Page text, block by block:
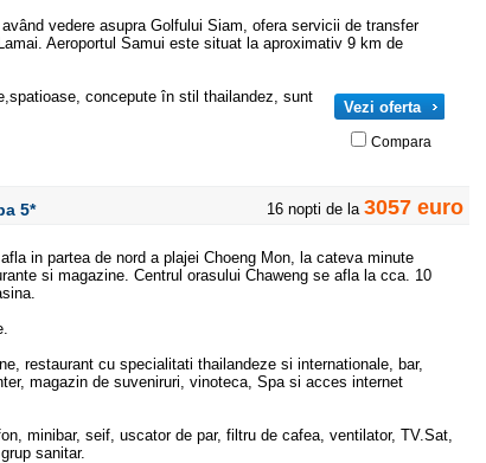
vedere asupra Golfului Siam, ofera servicii de transfer
Aeroportul Samui este situat la aproximativ 9 km de
concepute în stil thailandez, sunt
Vezi oferta
Compara
5* 16 nopti de la 3057 euro
in partea de nord a plajei Choeng Mon, la cateva minute
si magazine. Centrul orasului Chaweng se afla la cca. 10
restaurant cu specialitati thailandeze si internationale, bar,
magazin de suveniruri, vinoteca, Spa si acces internet
minibar, seif, uscator de par, filtru de cafea, ventilator, TV.Sat,
sanitar.